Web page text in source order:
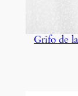
Grifo de